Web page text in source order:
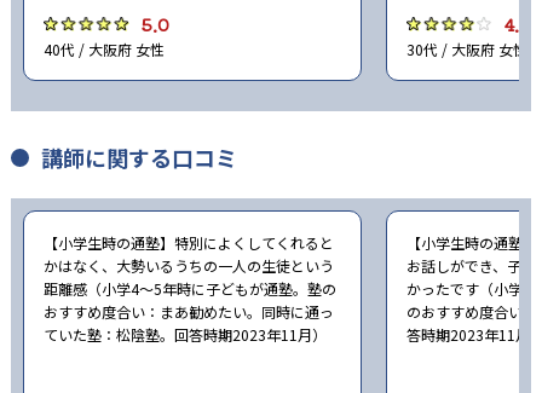
5.0
40代 / 大阪府 女性
4.0
30代 / 大阪府 女性
講師に関する口コミ
【小学生時の通塾】特別によくしてくれると
かはなく、大勢いるうちの一人の生徒という
距離感（小学4〜5年時に子どもが通塾。塾の
おすすめ度合い：まあ勧めたい。同時に通っ
ていた塾：松陰塾。回答時期2023年11月）
【小学生時の通塾
お話しができ、子
かったです（小学6
のおすすめ度合い
答時期2023年11月